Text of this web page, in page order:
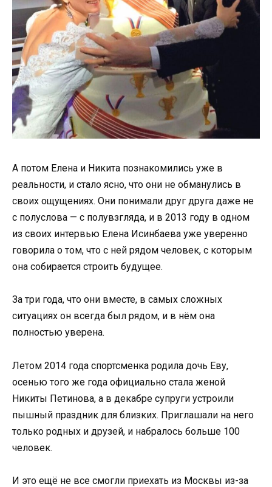
А потом Елена и Никита познакомились уже в
реальности, и стало ясно, что они не обманулись в
своих ощущениях. Они понимали друг друга даже не
с полуслова — с полувзгляда, и в 2013 году в одном
из своих интервью Елена Исинбаева уже уверенно
говорила о том, что с ней рядом человек, с которым
она собирается строить будущее.
За три года, что они вместе, в самых сложных
ситуациях он всегда был рядом, и в нём она
полностью уверена.
Летом 2014 года спортсменка родила дочь Еву,
осенью того же года официально стала женой
Никиты Петинова, а в декабре супруги устроили
пышный праздник для близких. Приглашали на него
только родных и друзей, и набралось больше 100
человек.
И это ещё не все смогли приехать из Москвы из-за